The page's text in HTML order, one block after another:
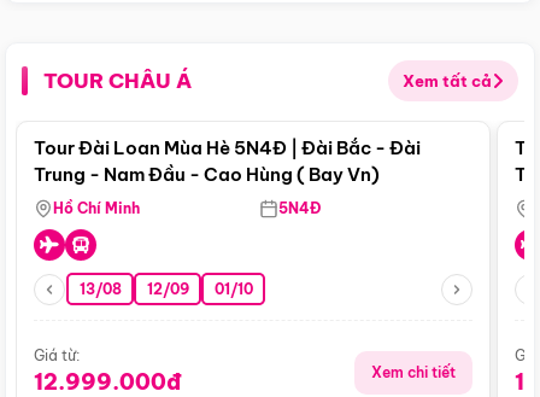
TOUR CHÂU Á Xem tất cả
Điểm nổi bật
Tour Đài Loan Mùa Hè 5N4Đ | Đài Bắc - Đài
Trung - Nam Đầu - Cao Hùng ( Bay Vn)
Hồ Chí Minh 5N4Đ
13/08 12/09 01/10
Giá từ:
12.999.000đ Xem chi tiết